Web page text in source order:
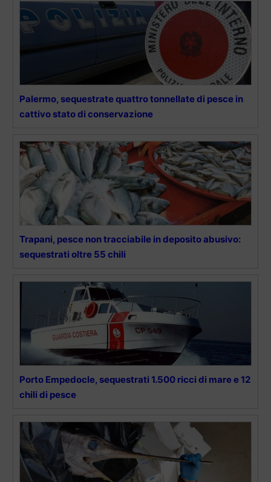
Palermo, sequestrate quattro tonnellate di pesce in
cattivo stato di conservazione
Trapani, pesce non tracciabile in deposito abusivo:
sequestrati oltre 55 chili
Porto Empedocle, sequestrati 1.500 ricci di mare e 12
chili di pesce